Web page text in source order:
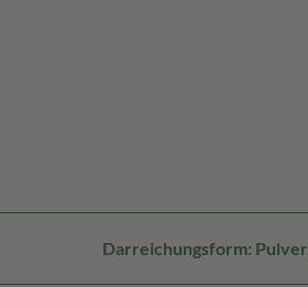
Darreichungsform: Pulver